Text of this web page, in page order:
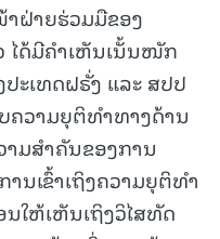
ຝ່າຍຮ່ວມມືຂອງ
ໄດ້ມີຄໍາເຫັນເນັ້ນໜັກ
ປະເທດຝຣັ່ງ ແລະ ສປປ
ວາມຍຸຕິທໍາທາງດ້ານ
ມສໍາຄັນຂອງການ
ນເຂົ້າເຖິງຄວາມຍຸຕິທໍາ
ໃຫ້ເຫັນເຖິງວິໄສທັດ